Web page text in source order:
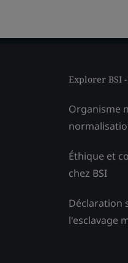
Explorer BSI
Organisme
Éthique et
chez BSI
Déclaration
l'esclavage